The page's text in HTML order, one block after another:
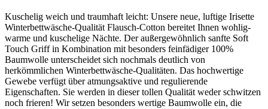
Kuschelig weich und traumhaft leicht: Unsere neue, luftige Irisette
Winterbettwäsche-Qualität Flausch-Cotton bereitet Ihnen wohlig-
warme und kuschelige Nächte. Der außergewöhnlich sanfte Soft
Touch Griff in Kombination mit besonders feinfädiger 100%
Baumwolle unterscheidet sich nochmals deutlich von
herkömmlichen Winterbettwäsche-Qualitäten. Das hochwertige
Gewebe verfügt über atmungsaktive und regulierende
Eigenschaften. Sie werden in dieser tollen Qualität weder schwitzen
noch frieren! Wir setzen besonders wertige Baumwolle ein, die